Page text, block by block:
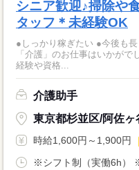
シニア歓迎♪掃除や
タッフ＊未経験OK
●しっかり稼ぎたい ●今後も長く続
「介護」のお仕事はいかがでしょうか？ 介護とい
経験や資格...
介護助手
東京都杉並区/阿佐ヶ
時給1,600円～1,900円
※シフト制（実働6h）